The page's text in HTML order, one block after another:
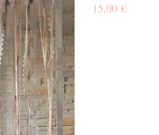
15,00 €Prix